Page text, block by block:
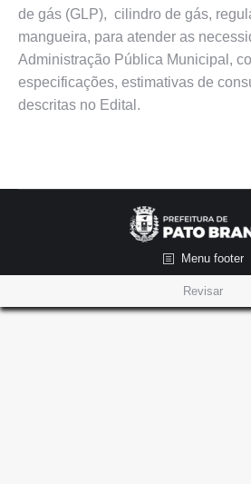
de gás (GLP), cilindro de gás,
mangueira, para atender as
Administração Pública Municipal,
especificações, estimativas de
descritas no Edital.
Menu footer
Revisar